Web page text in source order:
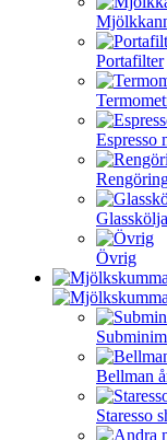
Portafilter
Espresso
Övrig
Bellman
Staresso